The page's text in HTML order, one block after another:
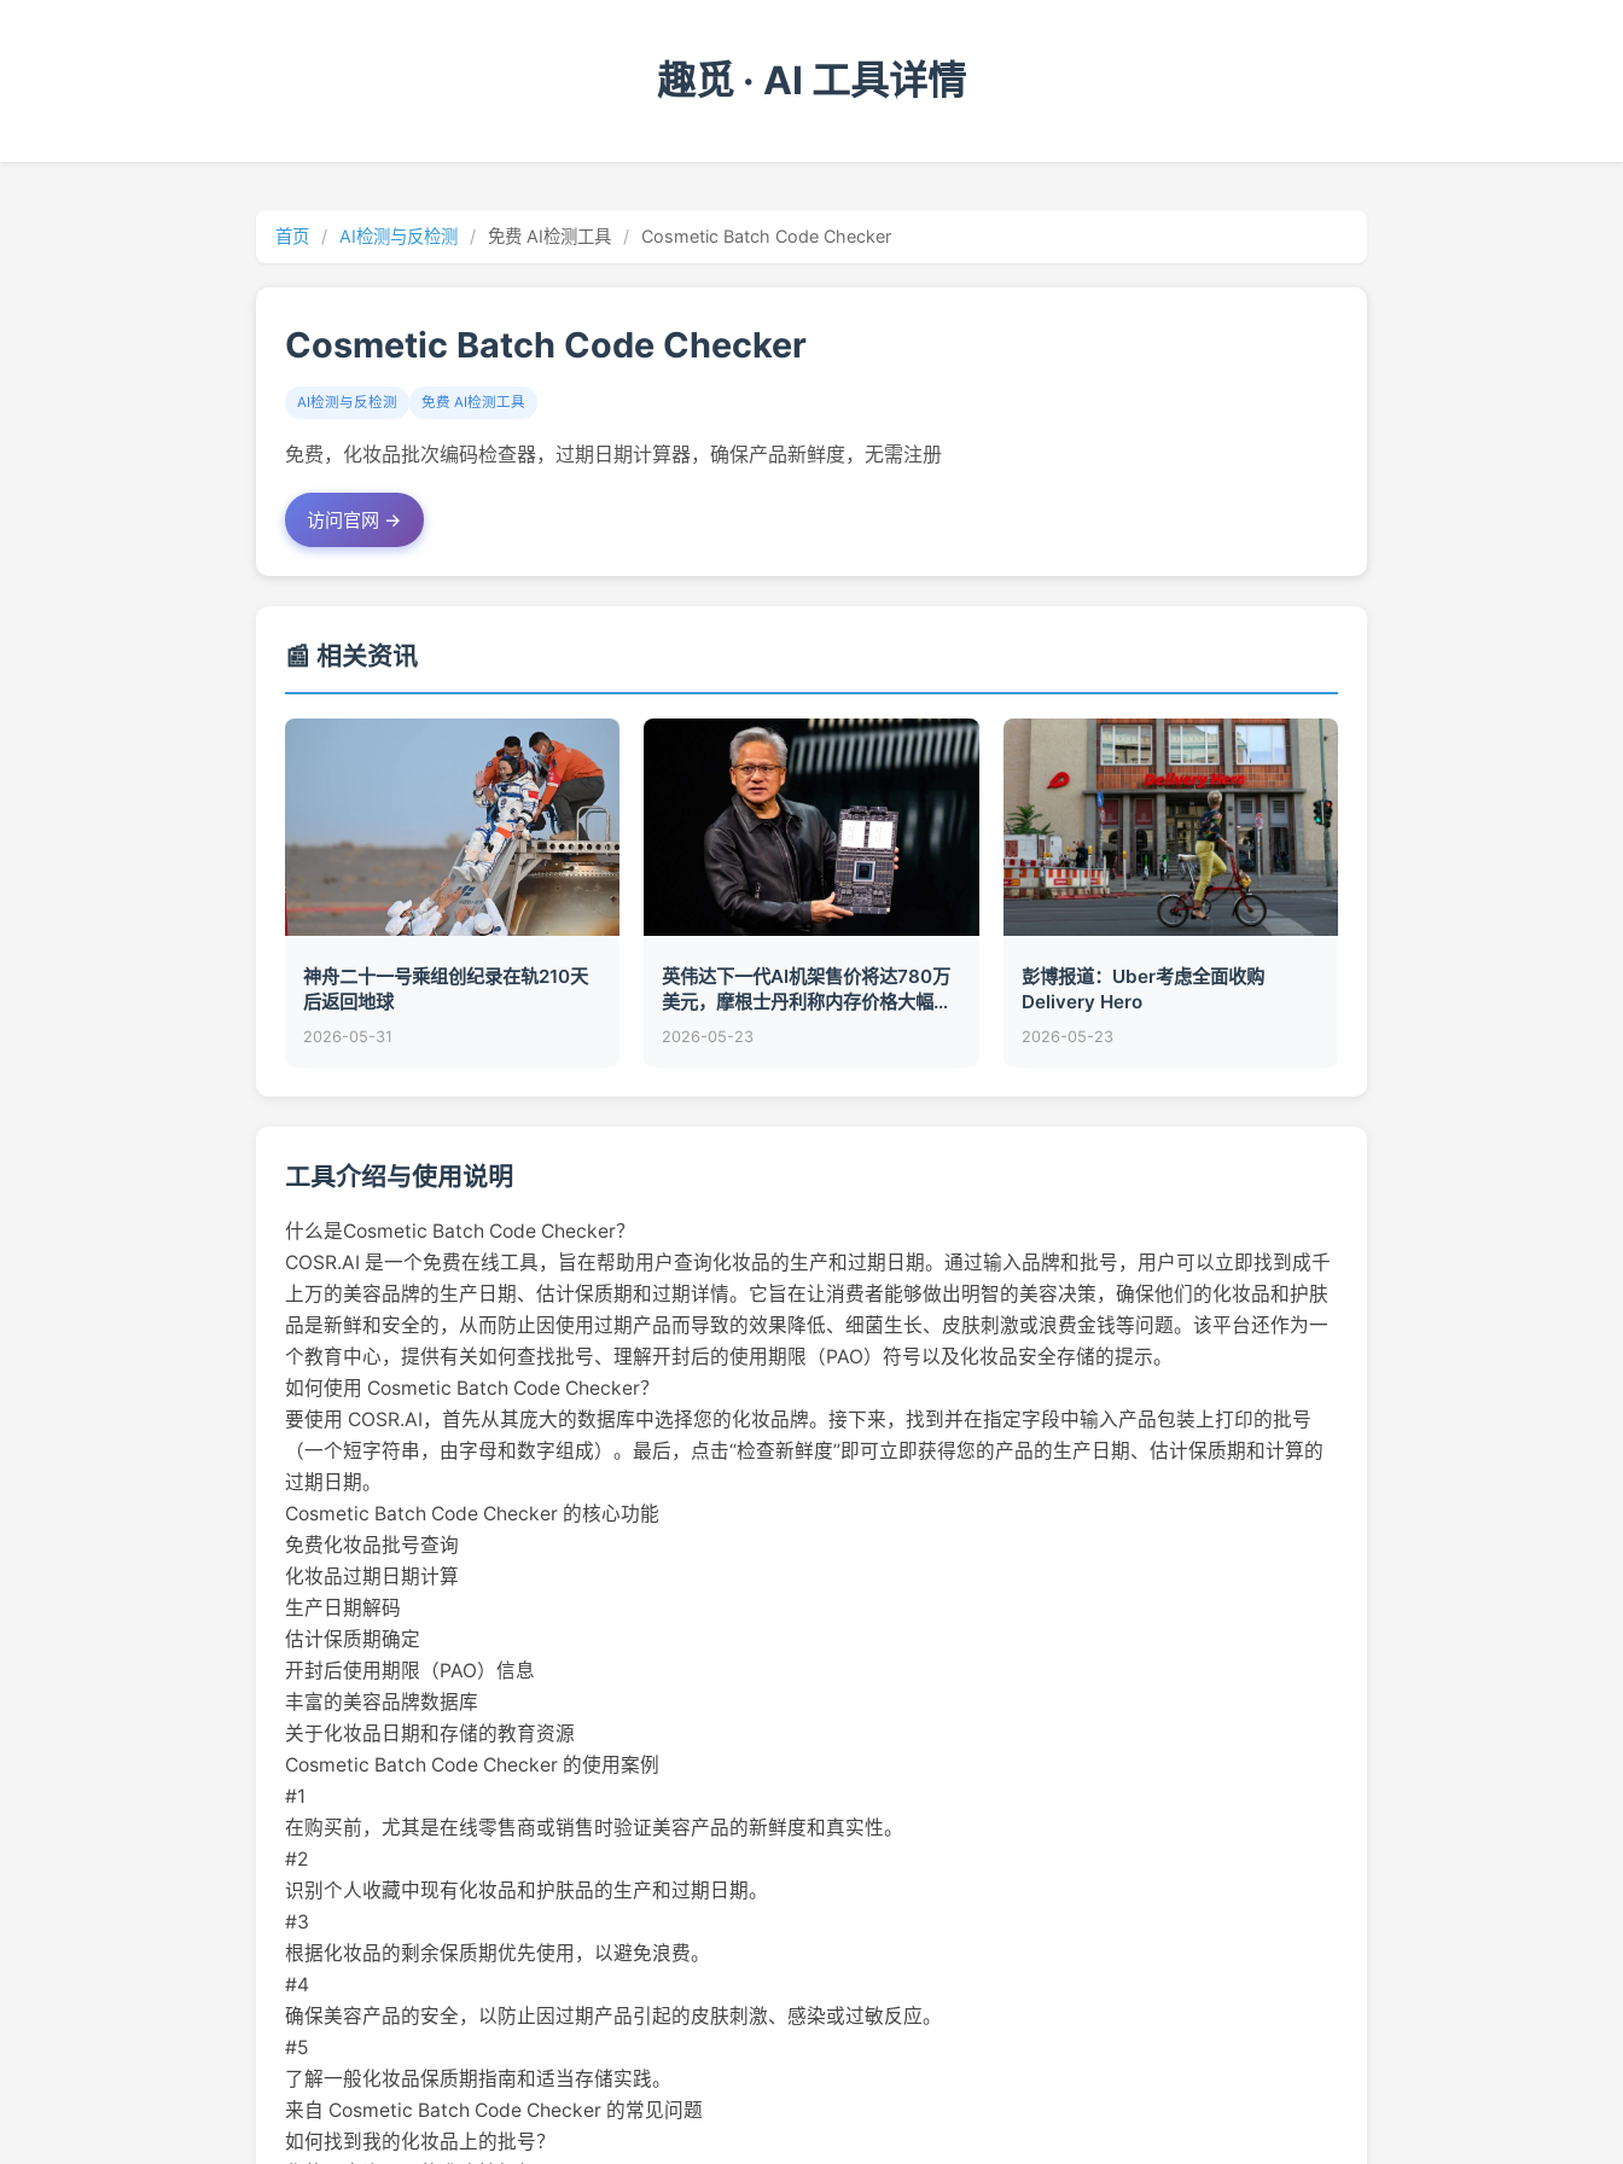
趣觅 · AI 工具详情
首页 / AI检测与反检测 / 免费 AI检测工具 / Cosmetic Batch Code Checker
Cosmetic Batch Code Checker
AI检测与反检测 免费 AI检测工具
免费，化妆品批次编码检查器，过期日期计算器，确保产品新鲜度，无需注册
访问官网 →
📰 相关资讯
神舟二十一号乘组创纪录在轨210天
后返回地球
2026-05-31
英伟达下一代AI机架售价将达780万
美元，摩根士丹利称内存价格大幅攀
升
2026-05-23
彭博报道：Uber考虑全面收购
Delivery Hero
2026-05-23
工具介绍与使用说明
什么是Cosmetic Batch Code Checker？
COSR.AI 是一个免费在线工具，旨在帮助用户查询化妆品的生产和过期日期。通过输入品牌和批号，用户可以立即找到成千
上万的美容品牌的生产日期、估计保质期和过期详情。它旨在让消费者能够做出明智的美容决策，确保他们的化妆品和护肤
品是新鲜和安全的，从而防止因使用过期产品而导致的效果降低、细菌生长、皮肤刺激或浪费金钱等问题。该平台还作为一
个教育中心，提供有关如何查找批号、理解开封后的使用期限（PAO）符号以及化妆品安全存储的提示。
如何使用 Cosmetic Batch Code Checker？
要使用 COSR.AI，首先从其庞大的数据库中选择您的化妆品牌。接下来，找到并在指定字段中输入产品包装上打印的批号
（一个短字符串，由字母和数字组成）。最后，点击“检查新鲜度”即可立即获得您的产品的生产日期、估计保质期和计算的
过期日期。
Cosmetic Batch Code Checker 的核心功能
免费化妆品批号查询
化妆品过期日期计算
生产日期解码
估计保质期确定
开封后使用期限（PAO）信息
丰富的美容品牌数据库
关于化妆品日期和存储的教育资源
Cosmetic Batch Code Checker 的使用案例
#1
在购买前，尤其是在线零售商或销售时验证美容产品的新鲜度和真实性。
#2
识别个人收藏中现有化妆品和护肤品的生产和过期日期。
#3
根据化妆品的剩余保质期优先使用，以避免浪费。
#4
确保美容产品的安全，以防止因过期产品引起的皮肤刺激、感染或过敏反应。
#5
了解一般化妆品保质期指南和适当存储实践。
来自 Cosmetic Batch Code Checker 的常见问题
如何找到我的化妆品上的批号？